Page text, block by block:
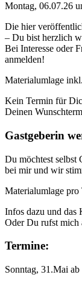
Montag, 06.07.26
Die hier
– Du bist herzlich
Bei Interesse oder
anmelden!
Materialumlage
Kein Termin für
Deinen
Gastgeberin
Du möchtest selbst
bei mir und wir
Materialumlage
Infos dazu und das
Oder Du rufst mich
Termine:
Sonntag, 31.Mai